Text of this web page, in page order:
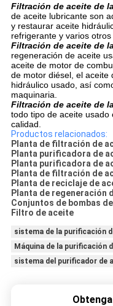
Filtración de aceite de
de aceite lubricante son
y restaurar aceite
refrigerante y varios otros
Filtración de aceite de
regeneración de aceite
aceite de motor de
de motor diésel, el aceite
hidráulico usado, así
maquinaria.
Filtración de aceite de
todo tipo de aceite usado
calidad.
Productos relacionados:
Planta de filtración de
Planta purificadora de
Planta purificadora de
Planta de filtración de
Planta de reciclaje de
Planta de regeneración
Conjuntos de bombas
Filtro de aceite
sistema de la purificación
Máquina de la purificación
sistema del purificador de